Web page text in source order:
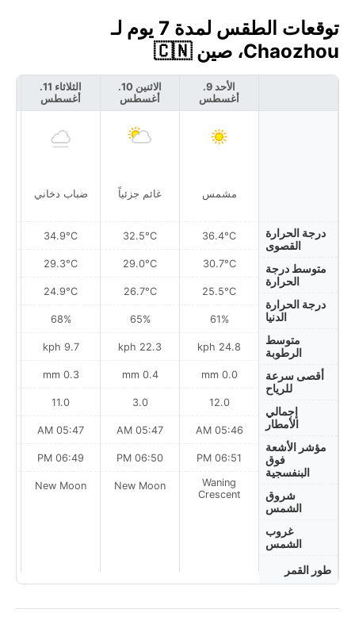
توقعات الطقس لمدة 7 يوم لـ
Chaozhou، صين 🇨🇳
درجة الحرارة
القصوى
متوسط درجة
الحرارة
درجة الحرارة
الدنيا
متوسط
الرطوبة
أقصى سرعة
للرياح
إجمالي
الأمطار
مؤشر الأشعة
فوق
البنفسجية
شروق
الشمس
غروب
الشمس
طور القمر
الأحد 9.
أغسطس
مشمس
36.4°C
30.7°C
25.5°C
61%
24.8 kph
0.0 mm
12.0
05:46 AM
06:51 PM
Waning
Crescent
الاثنين 10.
أغسطس
غائم جزئياً
32.5°C
29.0°C
26.7°C
65%
22.3 kph
0.4 mm
3.0
05:47 AM
06:50 PM
New Moon
الثلاثاء 11.
أغسطس
ضباب دخاني
34.9°C
29.3°C
24.9°C
68%
9.7 kph
0.3 mm
11.0
05:47 AM
06:49 PM
New Moon